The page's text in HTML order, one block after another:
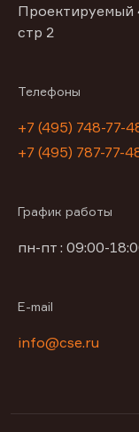
Проектируемый
стр 2
Телефоны
+7 (495) 748-77-
+7 (495) 787-77-
График работы
пн-пт : 09:00-
E-mail
info@cse.ru